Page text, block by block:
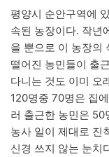
평양시 순안구역에
속된 농장이다. 작년
을 뿐으로 이 농장의
떨어진 농민들이 출
다니는 것도 이미 오
120명중 70명은 집
러 출근한 농민은 50
농사 일이 제대로 진
신경 쓰지 않는 눈치